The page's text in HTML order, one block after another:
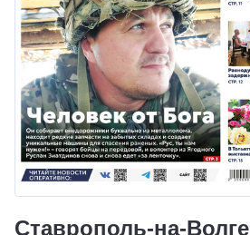
Ставрополь-на-Волге